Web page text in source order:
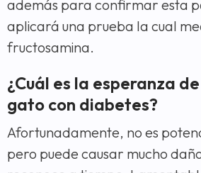
además para confirmar esta
aplicará una prueba la cual
fructosamina.
¿Cuál es la esperanza
gato con diabetes?
Afortunadamente, no es
pero puede causar mucho